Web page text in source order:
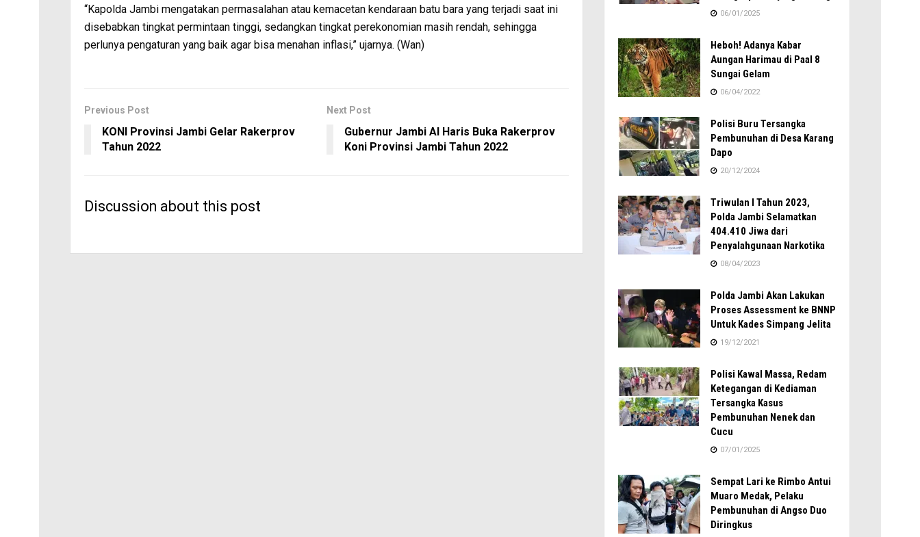
“Kapolda Jambi mengatakan permasalahan atau kemacetan kendaraan batu bara yang terjadi saat ini
disebabkan tingkat permintaan tinggi, sedangkan tingkat perekonomian masih rendah, sehingga
perlunya pengaturan yang baik agar bisa menahan inflasi,” ujarnya. (Wan)
Previous Post
KONI Provinsi Jambi Gelar Rakerprov
Tahun 2022
Next Post
Gubernur Jambi Al Haris Buka Rakerprov
Koni Provinsi Jambi Tahun 2022
Discussion about this post
06/01/2025
Heboh! Adanya Kabar
Aungan Harimau di Paal 8
Sungai Gelam
06/04/2022
Polisi Buru Tersangka
Pembunuhan di Desa Karang
Dapo
20/12/2024
Triwulan I Tahun 2023,
Polda Jambi Selamatkan
404.410 Jiwa dari
Penyalahgunaan Narkotika
08/04/2023
Polda Jambi Akan Lakukan
Proses Assessment ke BNNP
Untuk Kades Simpang Jelita
19/12/2021
Polisi Kawal Massa, Redam
Ketegangan di Kediaman
Tersangka Kasus
Pembunuhan Nenek dan
Cucu
07/01/2025
Sempat Lari ke Rimbo Antui
Muaro Medak, Pelaku
Pembunuhan di Angso Duo
Diringkus